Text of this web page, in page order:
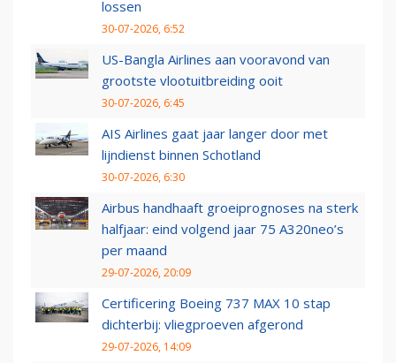
lossen
30-07-2026, 6:52
US-Bangla Airlines aan vooravond van
grootste vlootuitbreiding ooit
30-07-2026, 6:45
AIS Airlines gaat jaar langer door met
lijndienst binnen Schotland
30-07-2026, 6:30
Airbus handhaaft groeiprognoses na sterk
halfjaar: eind volgend jaar 75 A320neo’s
per maand
29-07-2026, 20:09
Certificering Boeing 737 MAX 10 stap
dichterbij: vliegproeven afgerond
29-07-2026, 14:09